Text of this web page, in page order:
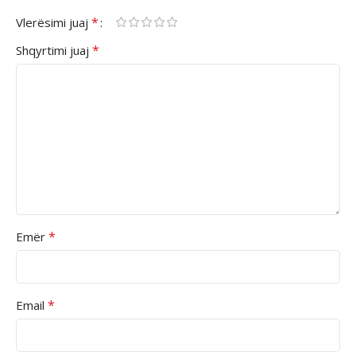
Vlerësimi juaj *
Shqyrtimi juaj *
Emër *
Email *